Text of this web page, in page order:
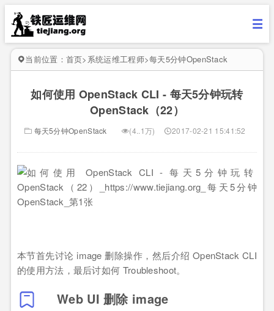
当前位置： 首页> 系统运维工程师>每天5分钟OpenStack
如何使用 OpenStack CLI - 每天5分钟玩转
OpenStack（22）
每天5分钟OpenStack (4..1万) 2017-02-21 15:41:52
本节首先讨论 image 删除操作，然后介绍 OpenStack CLI
的使用方法，最后讨如何 Troubleshoot。
Web UI 删除 image